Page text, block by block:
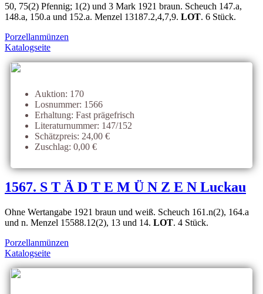
50, 75(2) Pfennig; 1(2) und 3 Mark 1921 braun. Scheuch 147.a,
148.a, 150.a und 152.a. Menzel 13187.2,4,7,9. LOT. 6 Stück.
Porzellanmünzen
Katalogseite
Auktion: 170
Losnummer: 1566
Erhaltung: Fast prägefrisch
Literaturnummer: 147/152
Schätzpreis: 24,00 €
Zuschlag: 0,00 €
1567. S T Ä D T E M Ü N Z E N Luckau
Ohne Wertangabe 1921 braun und weiß. Scheuch 161.n(2), 164.a
und n. Menzel 15588.12(2), 13 und 14. LOT. 4 Stück.
Porzellanmünzen
Katalogseite